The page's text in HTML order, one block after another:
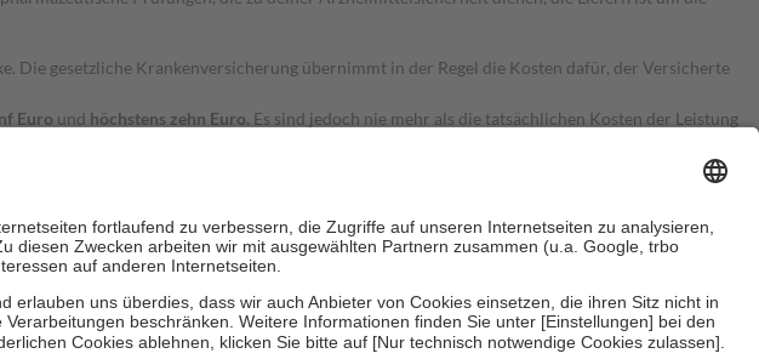
gesetzliche Krankenversicherung übernimmt in der Regel die Kosten dafür, der Versicherte
Euro und höchstens zehn Euro. Es sind jedoch nie mehr als die tatsächlichen Kosten der Leistung
zu unterstützen, fallenkeine Zuzahlungen an bei: